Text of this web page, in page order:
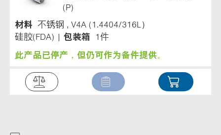
(P)
材料
不锈钢 , V4A (1.4404/316L）
硅胶(FDA)
包装箱 1件
此产品已停产，但仍可作为备件提供。